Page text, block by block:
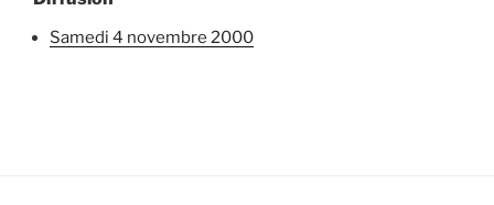
samedi 4 novembre 2000